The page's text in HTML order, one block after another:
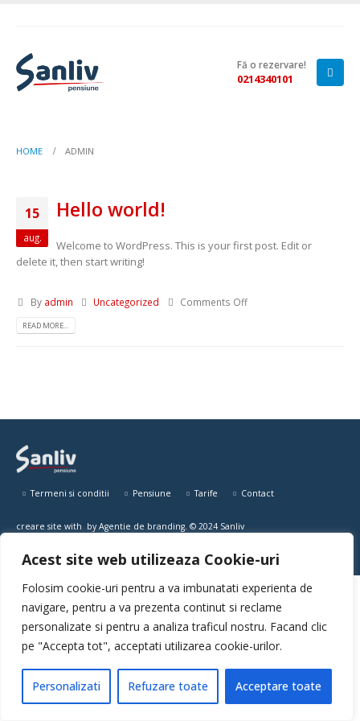
Acest site web utilizeaza Cookie-uri
Folosim cookie-uri pentru a va imbunatati experienta de
navigare, pentru a va prezenta continut si reclame
personalizate si pentru a analiza traficul nostru. Facand clic
pe "Accepta tot", acceptati utilizarea cookie-urilor.
Personalizati Refuzare toate Acceptare toate
Fă o rezervare!
0214340101
HOME ADMIN
15
aug.
Hello world!
Welcome to WordPress. This is your first post. Edit or
delete it, then start writing!
By admin Uncategorized Comments Off
READ MORE...
Termeni si conditii Pensiune Tarife Contact
creare site with by Agentie de branding. © 2024 Sanliv